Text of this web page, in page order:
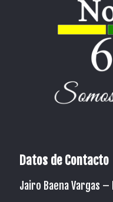
Datos de Contacto
Jairo Baena Vargas –